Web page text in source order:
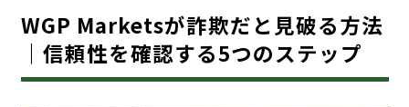
WGP Marketsが詐欺だと見破る方法
｜信頼性を確認する5つのステップ